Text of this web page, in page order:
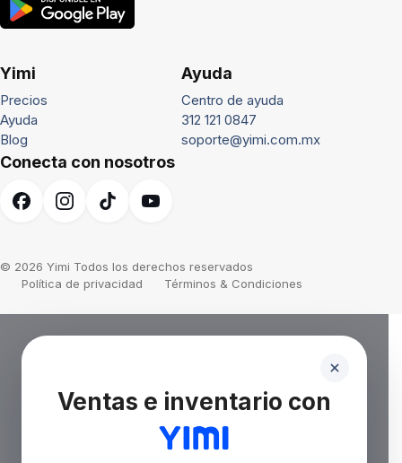
Yimi
Precios
Ayuda
Blog
Ayuda
Centro de ayuda
312 121 0847
soporte@yimi.com.mx
Conecta con nosotros
© 2026 Yimi Todos los derechos reservados
Política de privacidad
Términos & Condiciones
Ventas e inventario con